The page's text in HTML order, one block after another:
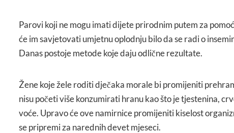
Parovi koji ne mogu imati dijete prirodnim putem za
će im savjetovati umjetnu oplodnju bilo da se radi o
Danas postoje metode koje daju odlične rezultate.
Žene koje žele roditi dječaka morale bi promijeniti
nisu početi više konzumirati hranu kao što je tjestenina,
voće. Upravo će ove namirnice promijeniti kiselost
se pripremi za narednih devet mjeseci.